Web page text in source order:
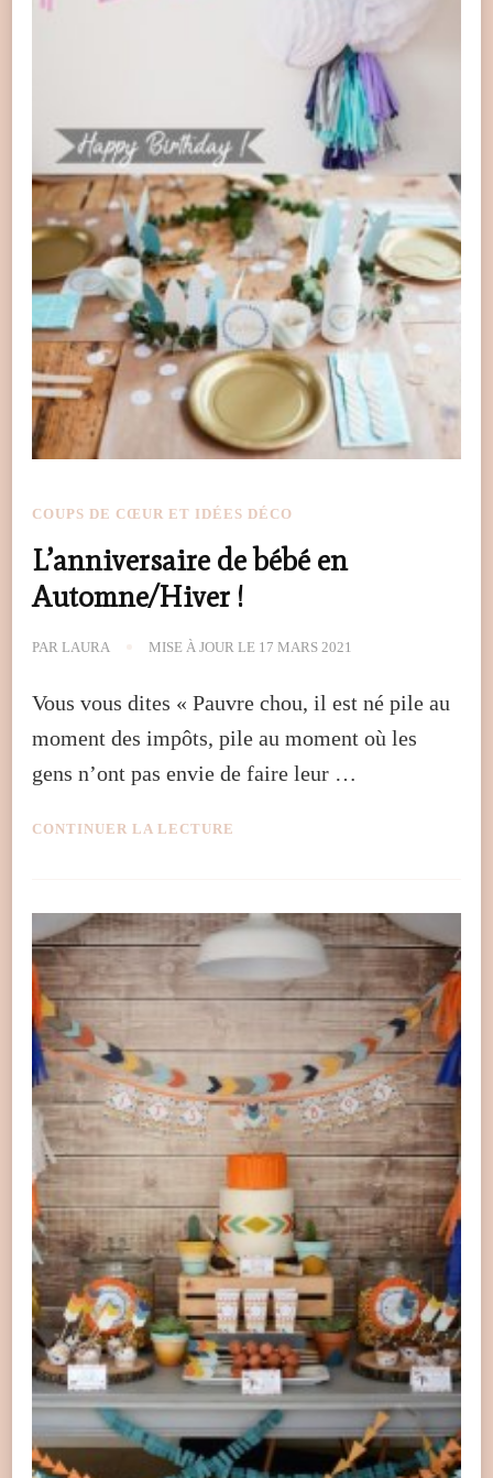
COUPS DE CŒUR ET IDÉES DÉCO
L’anniversaire de bébé en
Automne/Hiver !
PAR LAURA MISE À JOUR LE 17 MARS 2021
Vous vous dites « Pauvre chou, il est né pile au
moment des impôts, pile au moment où les
gens n’ont pas envie de faire leur …
CONTINUER LA LECTURE